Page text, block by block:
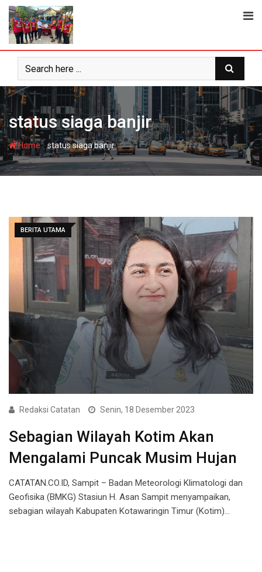
Skip
content
status siaga banjir
Home-status siaga banjir
BERITA UTAMA
Redaksi Catatan Senin, 18 Desember 2023
Sebagian Wilayah Kotim Akan
Mengalami Puncak Musim Hujan
CATATAN.CO.ID, Sampit – Badan Meteorologi Klimatologi dan
Geofisika (BMKG) Stasiun H. Asan Sampit menyampaikan,
sebagian wilayah Kabupaten Kotawaringin Timur (Kotim)…